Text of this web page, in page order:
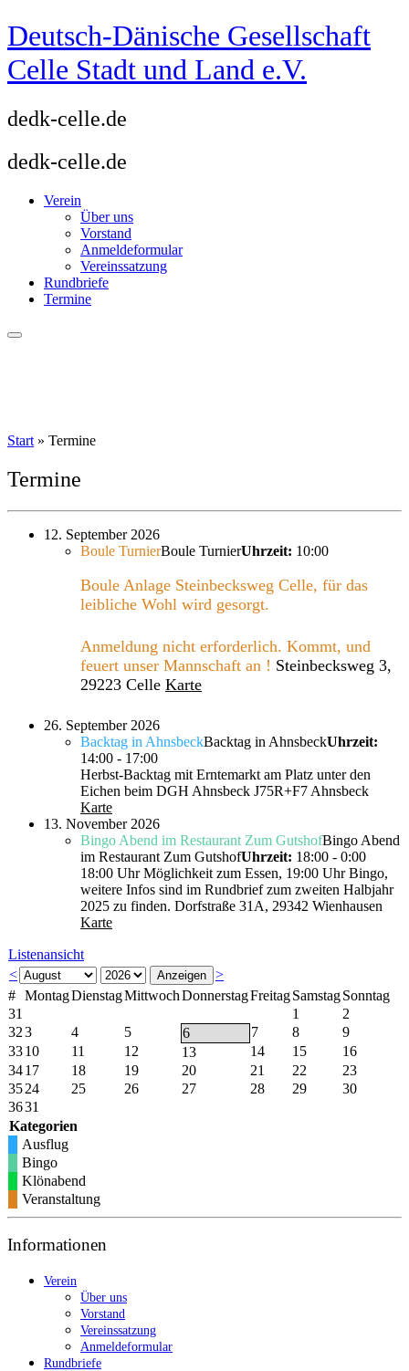
Zum
Inhalt
springen
Deutsch-Dänische Gesellschaft
Celle Stadt und Land e.V.
dedk-celle.de
dedk-celle.de
Verein
Über uns
Vorstand
Anmeldeformular
Vereinssatzung
Rundbriefe
Termine
Start » Termine
Termine
12. September 2026
Boule TurnierBoule TurnierUhrzeit: 10:00
Boule Anlage Steinbecksweg Celle, für das
leibliche Wohl wird gesorgt.
Anmeldung nicht erforderlich. Kommt, und
feuert unser Mannschaft an ! Steinbecksweg 3,
29223 Celle Karte
26. September 2026
Backtag in AhnsbeckBacktag in AhnsbeckUhrzeit:
14:00 - 17:00
Herbst-Backtag mit Erntemarkt am Platz unter den
Eichen beim DGH Ahnsbeck J75R+F7 Ahnsbeck
Karte
13. November 2026
Bingo Abend im Restaurant Zum GutshofBingo Abend
im Restaurant Zum GutshofUhrzeit: 18:00 - 0:00
18:00 Uhr Möglichkeit zum Essen, 19:00 Uhr Bingo,
weitere Infos sind im Rundbrief zum zweiten Halbjahr
2025 zu finden. Dorfstraße 31A, 29342 Wienhausen
Karte
Listenansicht
<
>
# MontagDienstagMittwochDonnerstagFreitagSamstagSonntag
31
1
2
323 4 5 6 7 8
9
3310 11 12 13 14 15
16
3417 18 19 20 21 22
23
3524 25 26 27 28 29
30
3631
Kategorien
Ausflug
Bingo
Klönabend
Veranstaltung
Informationen
Verein
Über uns
Vorstand
Vereinssatzung
Anmeldeformular
Rundbriefe